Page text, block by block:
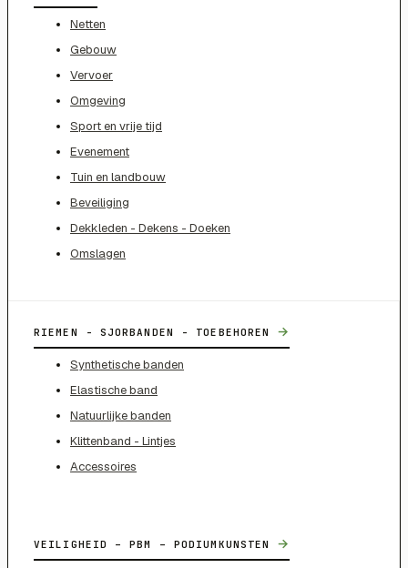
Netten
Gebouw
Vervoer
Omgeving
Sport en vrije tijd
Evenement
Tuin en landbouw
Beveiliging
Dekkleden - Dekens - Doeken
Omslagen
RIEMEN - SJORBANDEN - TOEBEHOREN →
Synthetische banden
Elastische band
Natuurlijke banden
Klittenband - Lintjes
Accessoires
VEILIGHEID – PBM – PODIUMKUNSTEN →